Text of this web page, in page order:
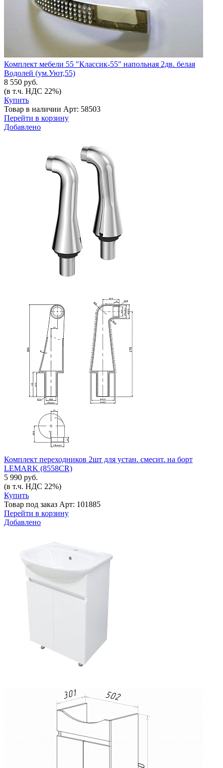
Комплект мебели 55 "Классик-55" напольная 2дв. белая
Водолей (ум.Уют,55)
8 550 руб.
(в т.ч. НДС 22%)
Купить
Товар в наличии Арт: 58503
Перейти в корзину
Добавлено
Комплект переходников 2шт для устан. смесит. на борт
LEMARK (8558CR)
5 990 руб.
(в т.ч. НДС 22%)
Купить
Товар под заказ Арт: 101885
Перейти в корзину
Добавлено